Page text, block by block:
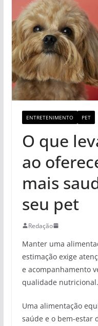
ENTRETENIMENTO PET
O que
ao
mais
seu pet
Redação
Manter uma
estimação exige
e acompanhamento
qualidade nutricional.
Uma alimentação
saúde e o bem-estar